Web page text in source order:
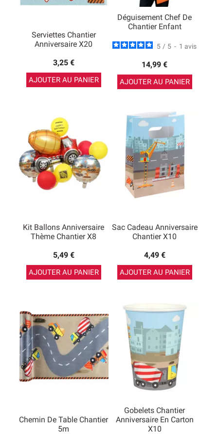
Serviettes Chantier
Anniversaire X20
3,25 €
AJOUTER AU PANIER
Déguisement Chef De
Chantier Enfant
5 / 5 - 1 avis
14,99 €
AJOUTER AU PANIER
Kit Ballons Anniversaire
Thème Chantier X8
5,49 €
AJOUTER AU PANIER
Sac Cadeau Anniversaire
Chantier X10
4,49 €
AJOUTER AU PANIER
Chemin De Table Chantier
5m
Gobelets Chantier
Anniversaire En Carton
X10